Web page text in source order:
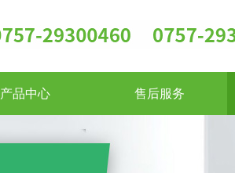
产品中心 售后服务